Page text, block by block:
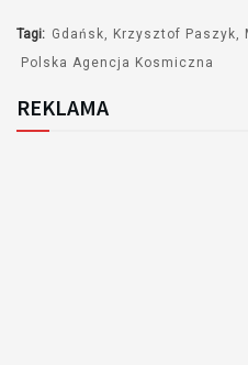
Tagi: Gdańsk Krzysztof Paszyk
Polska Agencja Kosmiczna
REKLAMA